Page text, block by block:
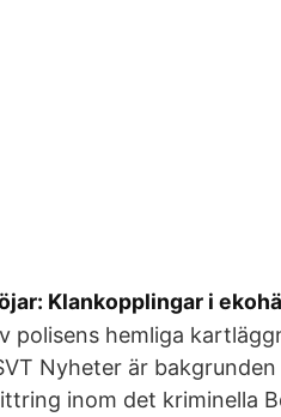
Klankopplingar i
polisens hemliga
Nyheter är
inom det kriminella